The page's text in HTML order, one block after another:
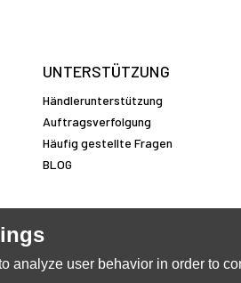
UNTERSTÜTZUNG
Händlerunterstützung
Auftragsverfolgung
Häufig gestellte Fragen
BLOG
user behavior in order to